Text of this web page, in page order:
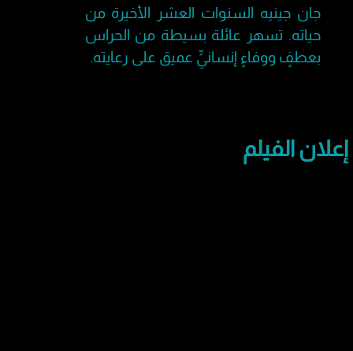
جان جينيه السنوات العشر الأخيرة من
حياته. تسهر عائلة بسيطة من الحراس
بعطفٍ ووفاءٍ إنسانيٍّ عميق على رعايته.
إعلان الفيلم